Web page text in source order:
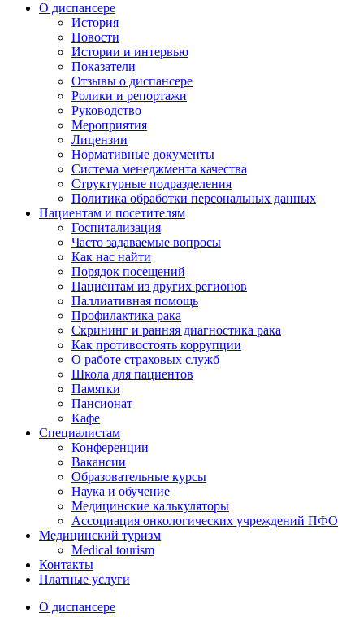
О диспансере
История
Новости
Истории и интервью
Показатели
Отзывы о диспансере
Ролики и репортажи
Руководство
Мероприятия
Лицензии
Нормативные документы
Система менеджмента качества
Структурные подразделения
Политика обработки персональных данных
Пациентам и посетителям
Госпитализация
Часто задаваемые вопросы
Как нас найти
Порядок посещений
Пациентам из других регионов
Паллиативная помощь
Профилактика рака
Скрининг и ранняя диагностика рака
Как противостоять коррупции
О работе страховых служб
Школа для пациентов
Памятки
Пансионат
Кафе
Специалистам
Конференции
Вакансии
Образовательные курсы
Наука и обучение
Медицинские калькуляторы
Ассоциация oнкологических учреждений ПФО
Медицинский туризм
Medical tourism
Контакты
Платные услуги
О диспансере